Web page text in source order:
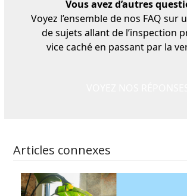
Vous avez d’autres
Voyez l’ensemble de nos FAQ sur
de sujets allant de l’inspection
vice caché en passant par la
Articles connexes